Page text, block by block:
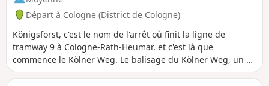
Départ à Cologne (District de Cologne)
Königsforst, c'est le nom de l'arrêt où finit la ligne de
tramway 9 à Cologne-Rath-Heumar, et c'est là que
commence le Kölner Weg. Le balisage du Kölner Weg, un K
blanc sur fond noir, qu'on voit pour la première fois à cet